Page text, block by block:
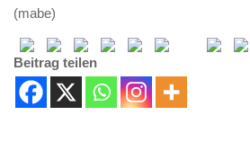
(mabe)
Beitrag teilen